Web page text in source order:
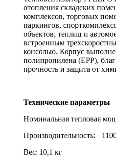
отопления складских
комплексов, торговых
паркингов,
объектов, теплиц и
встроенным
консолью. Корпус
полипропилена (ЕРР),
прочность и защита от
Технические параметры
Номинальная тепловая
Производительность:
Вес: 10,1 кг